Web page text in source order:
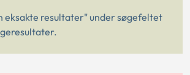
eksakte resultater" under søgefeltet